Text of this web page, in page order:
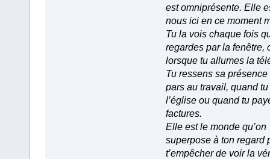
est omniprésente. Elle
nous ici en ce moment
Tu la vois chaque fois
regardes par la fenêtre,
lorsque tu allumes la
Tu ressens sa
pars au travail, quand
l’église ou quand tu
factures.
Elle est le monde qu’on
superpose à ton regard
t’empêcher de voir la